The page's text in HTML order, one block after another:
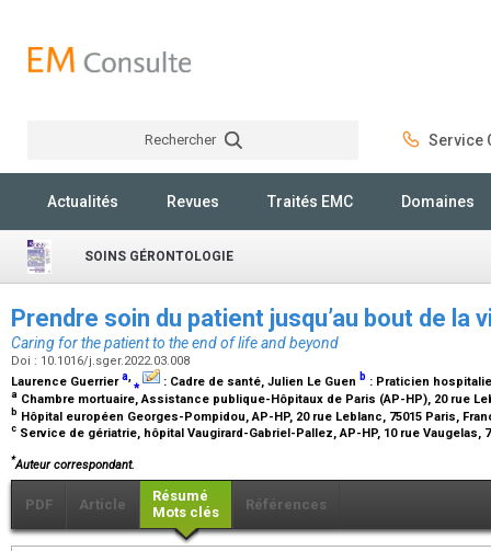
Rechercher Service
Actualités Revues Traités EMC Domaines
SOINS GÉRONTOLOGIE
Prendre soin du patient jusqu’au bout de la
Caring for the patient to the end of life and beyond
Doi : 10.1016/j.sger.2022.03.008
Laurence Guerriera,⁎ : Cadre de santé, Julien Le Guen b : Praticien
a Chambre mortuaire, Assistance publique-Hôpitaux de Paris (AP-HP), 20 rue
b Hôpital européen Georges-Pompidou, AP-HP, 20 rue Leblanc, 75015 Paris,
c Service de gériatrie, hôpital Vaugirard-Gabriel-Pallez, AP-HP, 10 rue Vaugelas,
*Auteur correspondant.
PDF Article
Résumé
Mots clés
Références